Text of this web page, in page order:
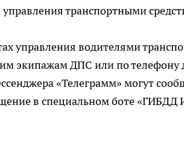
транспортными
управления водителями
экипажам ДПС или по телефону
«Телеграмм» могут
в специальном боте «ГИБДД